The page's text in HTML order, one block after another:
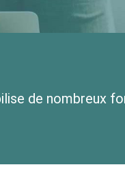
de nombreux